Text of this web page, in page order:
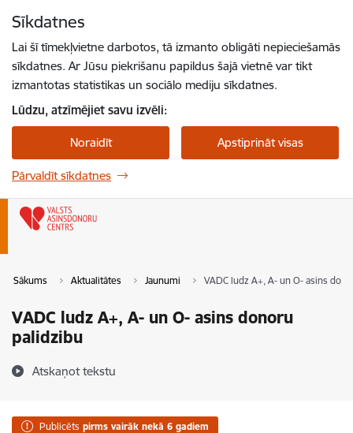
Sīkdatnes
Lai šī tīmekļvietne darbotos, tā izmanto obligāti nepieciešamās
sīkdatnes. Ar Jūsu piekrišanu papildus šajā vietnē var tikt
izmantotas statistikas un sociālo mediju sīkdatnes.
Lūdzu, atzīmējiet savu izvēli:
Noraidīt Apstiprināt visas
Pārvaldīt sīkdatnes
Sākums Aktualitātes Jaunumi VADC ludz A+, A- un O- asins
VADC ludz A+, A- un O- asins donoru
palidzibu
Atskaņot tekstu
Publicēts pirms vairāk nekā 6 gadiem